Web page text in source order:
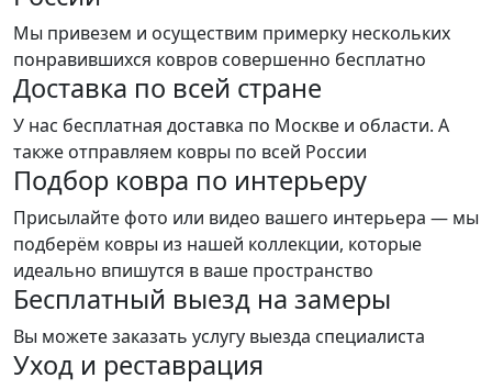
Мы привезем и осуществим примерку нескольких
понравившихся ковров совершенно бесплатно
Доставка по всей стране
У нас бесплатная доставка по Москве и области. А
также отправляем ковры по всей России
Подбор ковра по интерьеру
Присылайте фото или видео вашего интерьера — мы
подберём ковры из нашей коллекции, которые
идеально впишутся в ваше пространство
Бесплатный выезд на замеры
Вы можете заказать услугу выезда специалиста
Уход и реставрация